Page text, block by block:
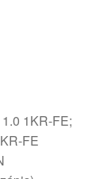
1KR-FE;
FE